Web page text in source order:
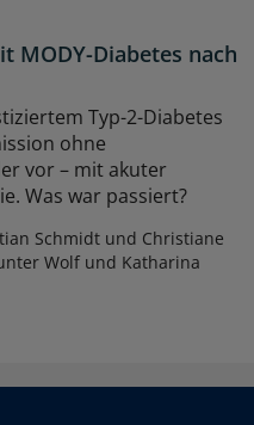
MODY-Diabetes nach
Typ-2-Diabetes
ohne
vor – mit akuter
Was war passiert?
Schmidt und Christiane
Wolf und Katharina